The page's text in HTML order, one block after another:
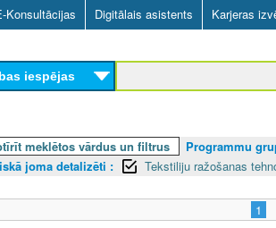
Skip
to
main
content
Konsultācijas Digitālais asistents Karjeras
iespējas
meklētos vārdus un filtrus Programmu
joma detalizēti :
Tekstiliju ražošanas
1